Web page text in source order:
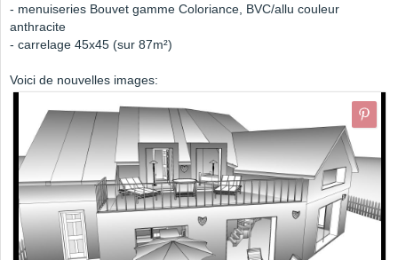
- menuiseries Bouvet gamme Coloriance, BVC/allu couleur
anthracite
- carrelage 45x45 (sur 87m²)
Voici de nouvelles images: